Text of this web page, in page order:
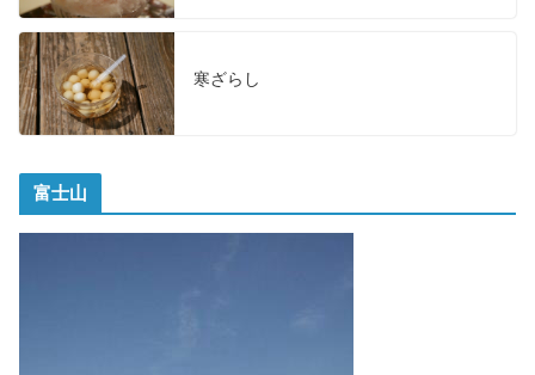
寒ざらし
富士山